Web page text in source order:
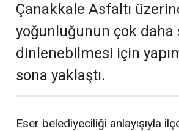
Çanakkale Asfaltı
yoğunluğunun çok daha
dinlenebilmesi için
sona yaklaştı.
Eser belediyeciliği anlayışıyla